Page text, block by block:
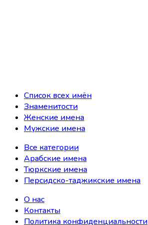
Список всех имён
Знаменитости
Женские имена
Мужские имена
Все категории
Арабские имена
Тюркские имена
Персидско-таджикские имена
О нас
Контакты
Политика конфиденциальности